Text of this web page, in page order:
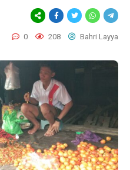
0 208 Bahri Layya